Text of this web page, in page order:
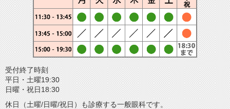
受付終了時刻
平日・土曜19:30
日曜・祝日18:30
休日（土曜/日曜/祝日）も診療する一般眼科です。